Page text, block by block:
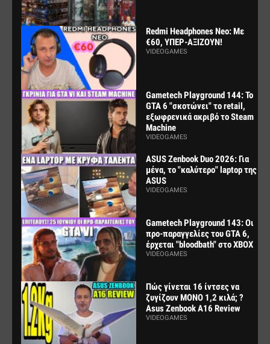
Redmi Headphones Neo: Με
€60, ΥΠΕΡ-ΑΞΙΖΟΥΝ!
VIDEOGAMES
Gametech Playground 144: Το
GTA 6 "σκοτώνει" το retail,
εξωφρενικά ακριβό το Steam
Machine
VIDEOGAMES
ASUS Zenbook Duo 2026: Για
μένα, το "καλύτερο" laptop της
ASUS
VIDEOGAMES
Gametech Playground 143: Οι
προ-παραγγελίες του GTA 6,
έρχεται "bloodbath" στο XBOX
VIDEOGAMES
Πώς γίνεται 16 ίντσες να
ζυγίζουν ΜΟΝΟ 1,2 κιλά; ?
Asus Zenbook A16 Review
VIDEOGAMES